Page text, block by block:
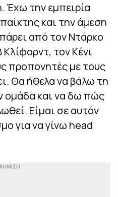
Έχω την εμπειρία
και την άμεση
από τον Ντάρκο
Κλίφορντ, τον Κένι
προπονητές με τους
Θα ήθελα να βάλω τη
ομάδα και να δω πώς
Είμαι σε αυτόν
για να γίνω head